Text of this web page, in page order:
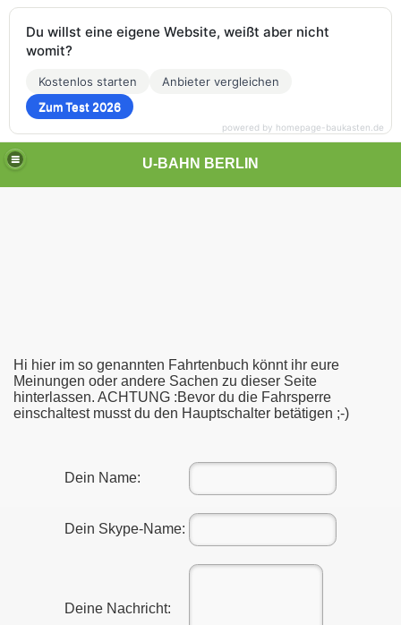
U-BAHN BERLIN
Hi hier im so genannten Fahrtenbuch könnt ihr eure
Meinungen oder andere Sachen zu dieser Seite
hinterlassen. ACHTUNG :Bevor du die Fahrsperre
einschaltest musst du den Hauptschalter betätigen ;-)
Dein Name:
Dein Skype-Name:
Deine Nachricht:
Du willst eine eigene Website, weißt aber nicht
womit?
Kostenlos starten
Anbieter vergleichen
Zum Test 2026
powered by homepage-baukasten.de